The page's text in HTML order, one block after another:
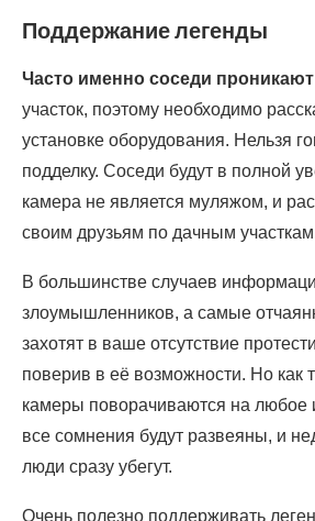
Поддержание легенды
Часто именно соседи проникают
участок, поэтому необходимо
установке оборудования. Нельзя
подделку. Соседи будут в полной
камера не является муляжом, и
своим друзьям по дачным
В большинстве случаев
злоумышленников, а самые
захотят в ваше отсутствие
поверив в её возможности. Но как
камеры поворачиваются на любое
все сомнения будут развеяны, и
люди сразу убегут.
Очень полезно поддерживать